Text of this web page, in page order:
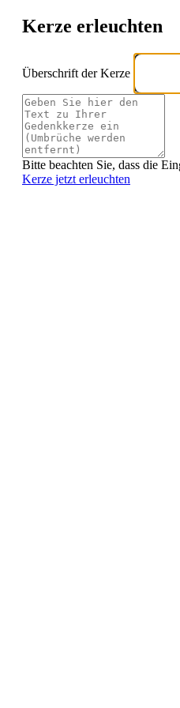
Kerze erleuchten
Überschrift der Kerze
Bitte beachten Sie, dass die
Kerze jetzt erleuchten